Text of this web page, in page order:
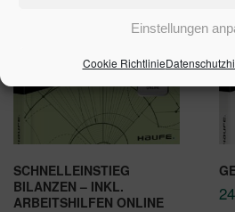
Einstellungen
Cookie Richtlinie
SCHNELLEINSTIEG
BILANZEN – INKL.
ARBEITSHILFEN ONLINE